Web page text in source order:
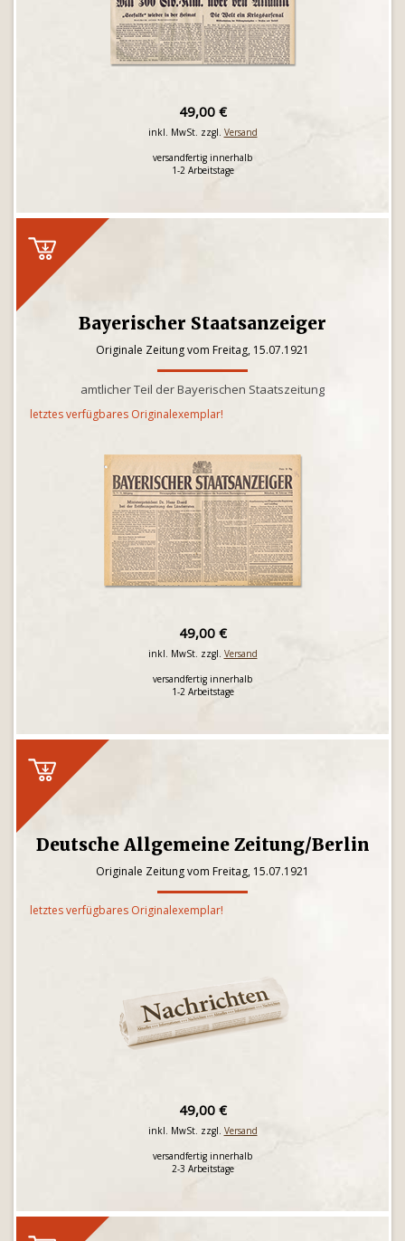
49,00 €
inkl. MwSt. zzgl. Versand
versandfertig innerhalb
1-2 Arbeitstage
Bayerischer Staatsanzeiger
Originale Zeitung vom Freitag, 15.07.1921
amtlicher Teil der Bayerischen Staatszeitung
letztes verfügbares Originalexemplar!
49,00 €
inkl. MwSt. zzgl. Versand
versandfertig innerhalb
1-2 Arbeitstage
Deutsche Allgemeine Zeitung/Berlin
Originale Zeitung vom Freitag, 15.07.1921
letztes verfügbares Originalexemplar!
49,00 €
inkl. MwSt. zzgl. Versand
versandfertig innerhalb
2-3 Arbeitstage